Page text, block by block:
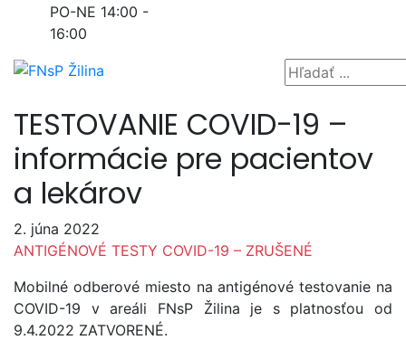
PO-NE 14:00 -
16:00
TESTOVANIE COVID-19 –
informácie pre pacientov
a lekárov
2. júna 2022
ANTIGÉNOVÉ TESTY COVID-19 – ZRUŠENÉ
Mobilné odberové miesto na antigénové testovanie na
COVID-19 v areáli FNsP Žilina je s platnosťou od
9.4.2022 ZATVORENÉ.